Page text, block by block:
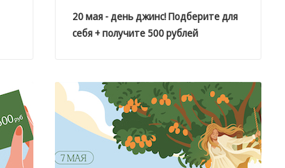
20 мая - день джинс! Подберите для
себя + получите 500 рублей